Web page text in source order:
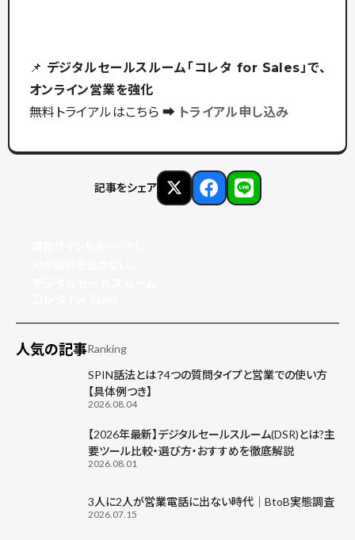
📌 デジタルセールスルーム「コレタ for Sales」で、
オンライン営業を強化
無料トライアルはこちら ➡️ トライアル申し込み
記事をシェア
人気の記事Ranking
SPIN話法とは？4つの質問タイプと営業での使い方
【具体例つき】
2026.08.04
【2026年最新】デジタルセールスルーム(DSR)とは?主
要ツール比較・選び方・おすすめを徹底解説
2026.08.01
3人に2人が営業電話に出ない時代｜BtoB実態調査
2026.07.15